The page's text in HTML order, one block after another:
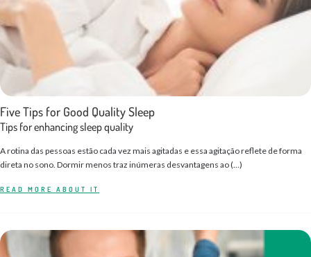
Five Tips for Good Quality Sleep
Tips for enhancing sleep quality
A rotina das pessoas estão cada vez mais agitadas e essa agitação reflete de forma
direta no sono. Dormir menos traz inúmeras desvantagens ao (…)
READ MORE ABOUT IT